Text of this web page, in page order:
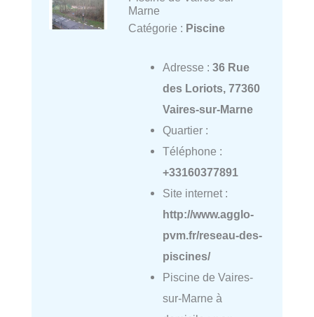
Marne
Catégorie : Piscine
Adresse : 36 Rue
des Loriots, 77360
Vaires-sur-Marne
Quartier :
Téléphone :
+33160377891
Site internet :
http://www.agglo-
pvm.fr/reseau-des-
piscines/
Piscine de Vaires-
sur-Marne à